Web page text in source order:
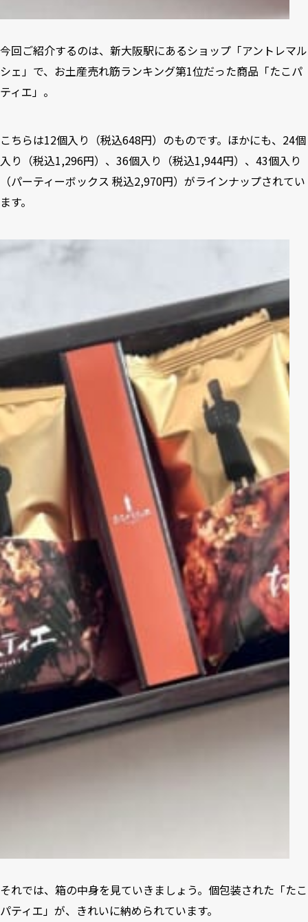
今回ご紹介するのは、新大阪駅にあるショップ「アントレマル
シェ」で、お土産売れ筋ランキング第1位だった商品「たこパ
ティエ」。
こちらは12個入り（税込648円）のものです。ほかにも、24個
入り（税込1,296円）、36個入り（税込1,944円）、43個入り
（パーティーボックス 税込2,970円）がラインナップされてい
ます。
それでは、箱の中身を見ていきましょう。個包装された「たこ
パティエ」が、きれいに納められています。